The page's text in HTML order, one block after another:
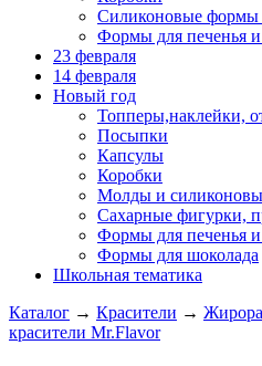
Силиконовые
Формы для печенья
23 февраля
14 февраля
Новый год
Топперы,наклейки,
Посыпки
Капсулы
Коробки
Молды и
Сахарные фигурки,
Формы для печенья
Формы для шоколада
Школьная тематика
Каталог → Красители →
красители Mr.Flavor